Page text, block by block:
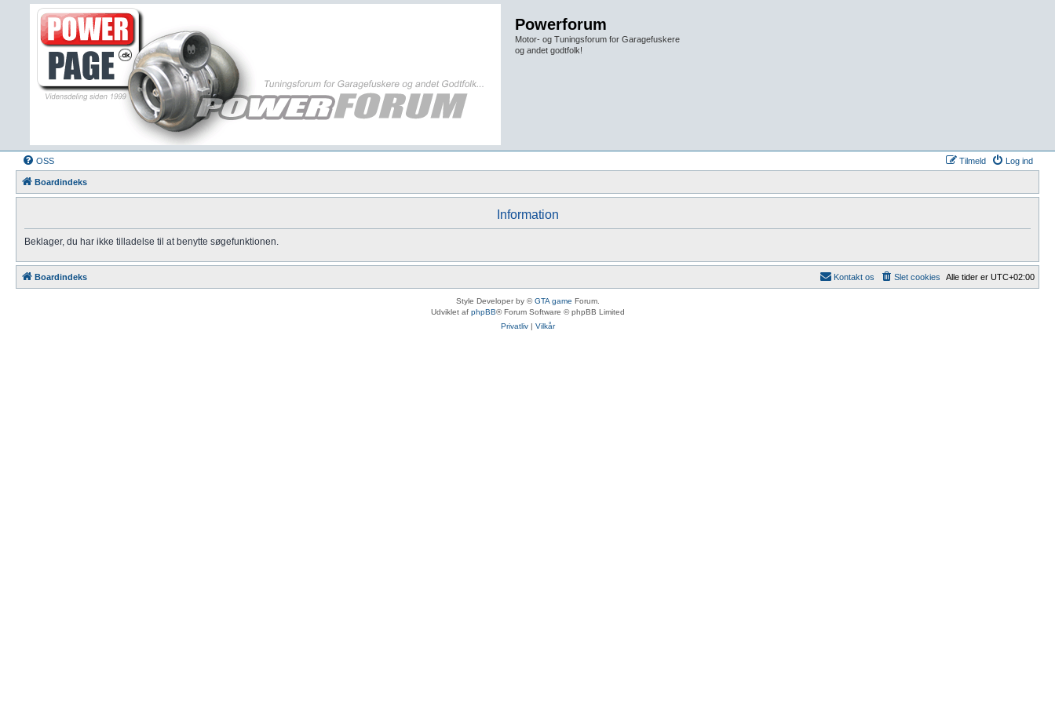
Powerforum
Motor- og Tuningsforum for Garagefuskere
og andet godtfolk!
OSS Log ind
Tilmeld
Boardindeks
Information
Beklager, du har ikke tilladelse til at benytte søgefunktionen.
Boardindeks Alle tider er UTC+02:00
Slet cookies
Kontakt os
Style Developer by ©GTA game Forum.
Udviklet af phpBB® Forum Software © phpBB Limited
Privatliv| Vilkår